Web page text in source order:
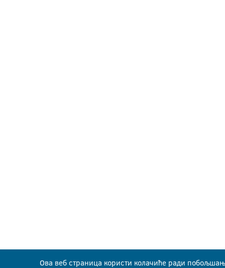
Ова веб страница користи колачиће ради